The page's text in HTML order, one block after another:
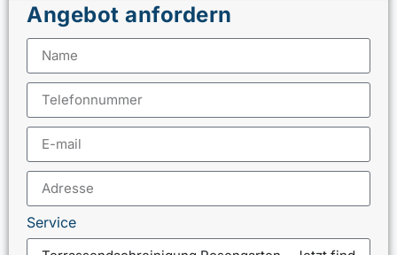
Angebot anfordern
Service